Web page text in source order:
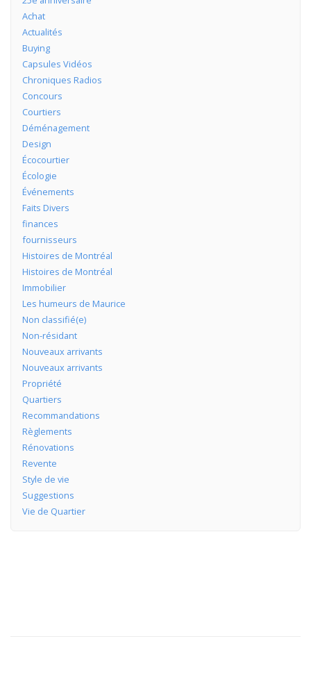
Achat
Actualités
Buying
Capsules Vidéos
Chroniques Radios
Concours
Courtiers
Déménagement
Design
Écocourtier
Écologie
Événements
Faits Divers
finances
fournisseurs
Histoires de Montréal
Histoires de Montréal
Immobilier
Les humeurs de Maurice
Non classifié(e)
Non-résidant
Nouveaux arrivants
Nouveaux arrivants
Propriété
Quartiers
Recommandations
Règlements
Rénovations
Revente
Style de vie
Suggestions
Vie de Quartier